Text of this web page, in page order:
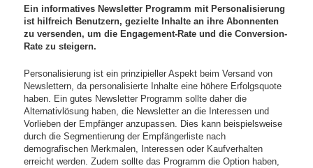
Ein informatives Newsletter Programm mit Personalisierung
ist hilfreich Benutzern, gezielte Inhalte an ihre Abonnenten
zu versenden, um die Engagement-Rate und die Conversion-
Rate zu steigern.
Personalisierung ist ein prinzipieller Aspekt beim Versand von
Newslettern, da personalisierte Inhalte eine höhere Erfolgsquote
haben. Ein gutes Newsletter Programm sollte daher die
Alternativlösung haben, die Newsletter an die Interessen und
Vorlieben der Empfänger anzupassen. Dies kann beispielsweise
durch die Segmentierung der Empfängerliste nach
demografischen Merkmalen, Interessen oder Kaufverhalten
erreicht werden. Zudem sollte das Programm die Option haben,